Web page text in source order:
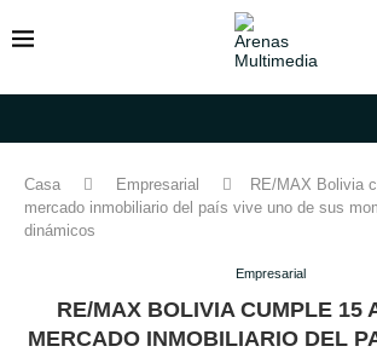
Casa Empresarial
RE/MAX Bolivia
mercado inmobiliario del país vive uno de sus
dinámicos
Empresarial
RE/MAX BOLIVIA CUMPLE 15
MERCADO INMOBILIARIO DEL